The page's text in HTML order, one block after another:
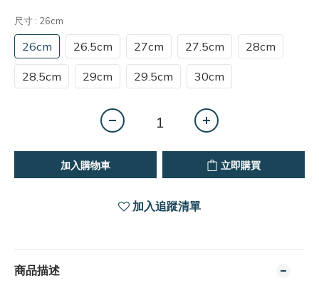
尺寸 : 26cm
26cm 26.5cm 27cm 27.5cm 28cm
28.5cm 29cm 29.5cm 30cm
加入購物車 立即購買
加入追蹤清單
商品描述